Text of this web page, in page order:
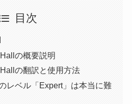
目次
の概要説明
の翻訳と使用方法
レベル「Expert」は本当に難